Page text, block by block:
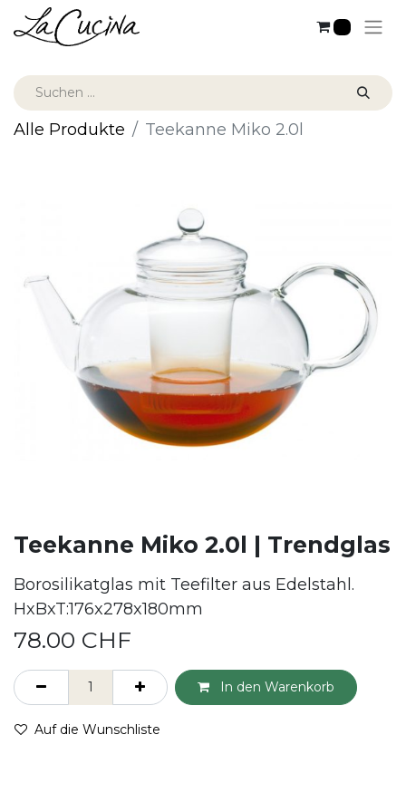
Alle Produkte Teekanne Miko 2.0l
Teekanne Miko 2.0l | Trendglas
Borosilikatglas mit Teefilter aus Edelstahl.
HxBxT:176x278x180mm
78.00 CHF
In den Warenkorb
Auf die Wunschliste